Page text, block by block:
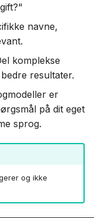
navne,
komplekse
resultater.
er
på dit eget
sprog.
og ikke